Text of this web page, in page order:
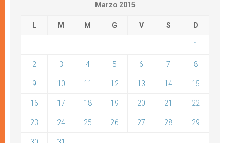
Marzo 2015
L M M G V S D
1
2 3 4 5 6 7 8
9 10 11 12 13 14 15
16 17 18 19 20 21 22
23 24 25 26 27 28 29